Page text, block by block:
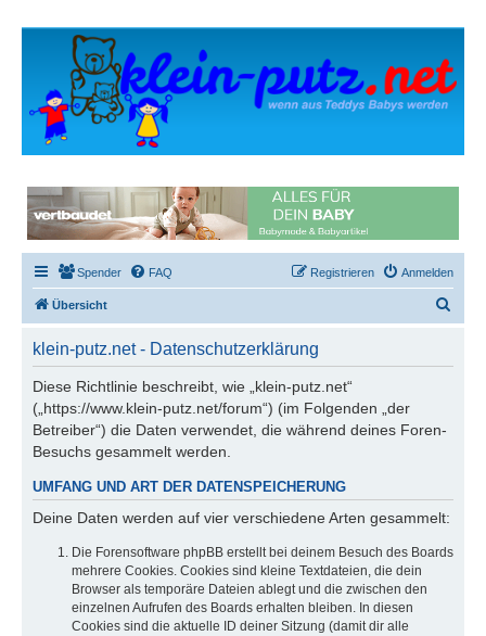
Spender FAQ Anmelden
Registrieren
Übersicht
klein-putz.net - Datenschutzerklärung
Diese Richtlinie beschreibt, wie „klein-putz.net“
(„https://www.klein-putz.net/forum“) (im Folgenden „der
Betreiber“) die Daten verwendet, die während deines Foren-
Besuchs gesammelt werden.
UMFANG UND ART DER DATENSPEICHERUNG
Deine Daten werden auf vier verschiedene Arten gesammelt:
Die Forensoftware phpBB erstellt bei deinem Besuch des Boards
mehrere Cookies. Cookies sind kleine Textdateien, die dein
Browser als temporäre Dateien ablegt und die zwischen den
einzelnen Aufrufen des Boards erhalten bleiben. In diesen
Cookies sind die aktuelle ID deiner Sitzung (damit dir alle